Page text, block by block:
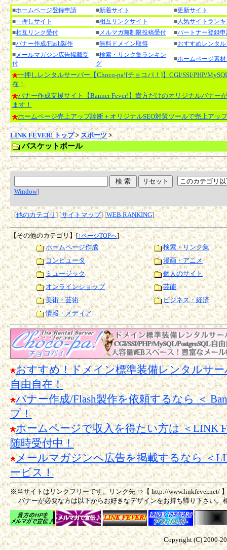
■ホームページ登録申請 ■新着サイト ■更新サイト
■一押しサイト ■相互リンクサイト ■人気サイトランキ
■相互リンク受付 ■メルマガ無制限投稿受付 ■パートナー登録申
■バナー作成/Flash製作 ■無料ドメイン取得 ■おすすめレンタ
■メールマガジン広告掲載受
付
■検索・リンク集ランキン
グ
■ホームページ素
一押しレンタルサーバー【Choco-pa![チョコパ！]】CGI/SSI/PHP/
在！
バナー作成支援サイト【Banner Fever!】貴方だけのオリジナルバナー
ます！
ホームページ売上アップ診断＋オリジナルSEO対策ツールで売上アッ
LINK FEVER! トップ> スポーツ >
バスケットボール
Window]
[他のカテゴリ] [サイトマップ] [WEB RANKING]
【その他のカテゴリ】[↑ページTOPへ]
ホームページ作成
検索・リンク集
コンピュータ
漫画・アニメ
ミュージック
個人のサイト
オンラインショップ
芸能
美術・芸術
ビジネス・経済
情報・メディア
おすすめ！ドメイン標準装備レンタルサー
自由自在！
バナー作成/Flash製作を依頼するなら ＜
プ！
ホームページで収入を得たい方は ＜LINK
随時受付中！
メールマガジンへ広告を掲載するなら ＜
ービス！
※当サイトはリンクフリーです。リンク先 ⇒【 http://www.linkfever.net/
バナーが必要な方は以下からお好きなデザインをお持ち帰り下さい。
Copyright (C) 2000-